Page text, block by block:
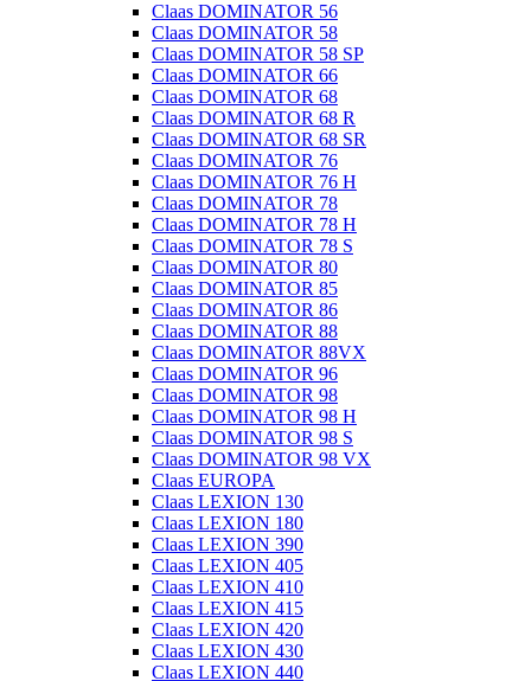
Claas DOMINATOR 56
Claas DOMINATOR 58
Claas DOMINATOR 58 SP
Claas DOMINATOR 66
Claas DOMINATOR 68
Claas DOMINATOR 68 R
Claas DOMINATOR 68 SR
Claas DOMINATOR 76
Claas DOMINATOR 76 H
Claas DOMINATOR 78
Claas DOMINATOR 78 H
Claas DOMINATOR 78 S
Claas DOMINATOR 80
Claas DOMINATOR 85
Claas DOMINATOR 86
Claas DOMINATOR 88
Claas DOMINATOR 88VX
Claas DOMINATOR 96
Claas DOMINATOR 98
Claas DOMINATOR 98 H
Claas DOMINATOR 98 S
Claas DOMINATOR 98 VX
Claas EUROPA
Claas LEXION 130
Claas LEXION 180
Claas LEXION 390
Claas LEXION 405
Claas LEXION 410
Claas LEXION 415
Claas LEXION 420
Claas LEXION 430
Claas LEXION 440